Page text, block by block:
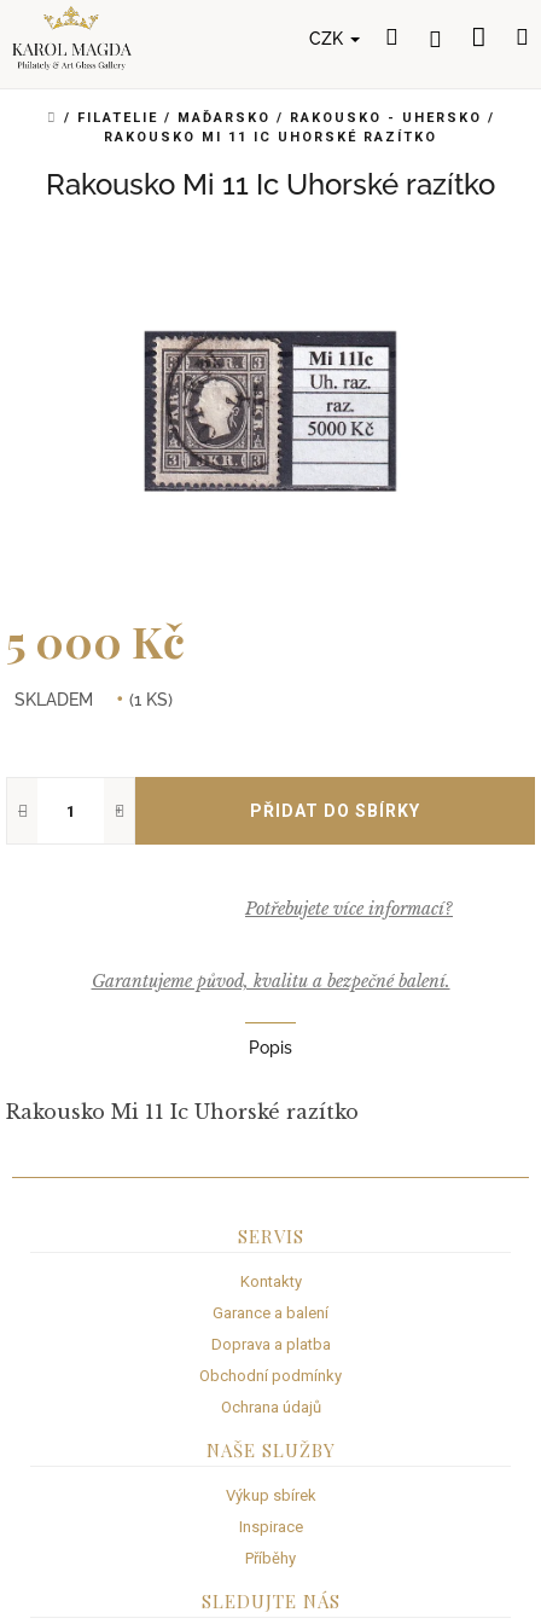
obsah
CZK HledatPřihlášení
DOMŮ
/ FILATELIE / MAĎARSKO / RAKOUSKO - UHERSKO /
RAKOUSKO MI 11 IC UHORSKÉ RAZÍTKO
Rakousko Mi 11 Ic Uhorské razítko
5 000 Kč
cena:
SKLADEM (1 KS)
+
−
Garantujeme původ, kvalitu a bezpečné balení.
Popis
Rakousko Mi 11 Ic Uhorské razítko
SERVIS
Kontakty
Garance a balení
Doprava a platba
Obchodní podmínky
Ochrana údajů
NAŠE SLUŽBY
Výkup sbírek
Inspirace
Příběhy
SLEDUJTE NÁS